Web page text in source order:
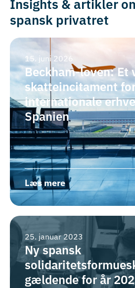
Insights & artikler
spansk privatret
15. juni 2026
Beckham-loven: Et
skatteincitament
internationale
Spanien
Læs mere
25. januar 2023
Ny spansk
gældende for år